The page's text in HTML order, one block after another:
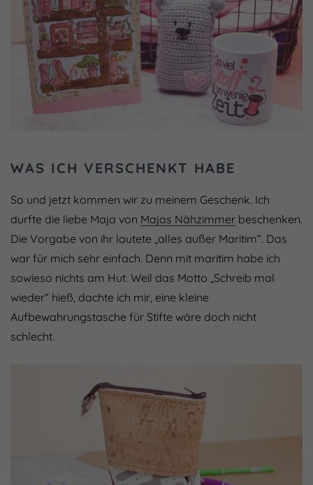
WAS ICH VERSCHENKT HABE
So und jetzt kommen wir zu meinem Geschenk. Ich
durfte die liebe Maja von Majas Nähzimmer beschenken.
Die Vorgabe von ihr lautete „alles außer Maritim“. Das
war für mich sehr einfach. Denn mit maritim habe ich
sowieso nichts am Hut. Weil das Motto „Schreib mal
wieder“ hieß, dachte ich mir, eine kleine
Aufbewahrungstasche für Stifte wäre doch nicht
schlecht.